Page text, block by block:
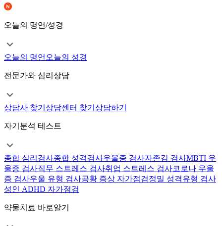
오늘의 명언/성경
오늘의 명언 오늘의 성경
전문가와 심리상담
상담사 찾기 상담센터 찾기 상담하기
자기분석 테스트
종합 심리검사종합 성격검사우울증 검사자존감 검사MBTI 우
울증 검사직무 스트레스 검사취업 스트레스 검사코로나 우울
증 검사우울 유형 검사공황 증상 자가점검정밀 성격유형 검사
성인 ADHD 자가점검
약물치료 바로알기